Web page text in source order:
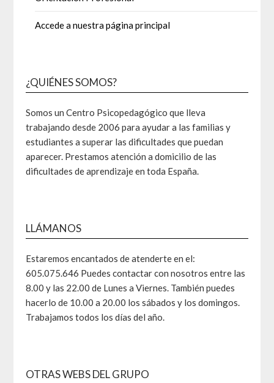
Accede a nuestra página principal
¿QUIÉNES SOMOS?
Somos un Centro Psicopedagógico que lleva
trabajando desde 2006 para ayudar a las familias y
estudiantes a superar las dificultades que puedan
aparecer. Prestamos atención a domicilio de las
dificultades de aprendizaje en toda España.
LLÁMANOS
Estaremos encantados de atenderte en el:
605.075.646 Puedes contactar con nosotros entre las
8.00 y las 22.00 de Lunes a Viernes. También puedes
hacerlo de 10.00 a 20.00 los sábados y los domingos.
Trabajamos todos los días del año.
OTRAS WEBS DEL GRUPO